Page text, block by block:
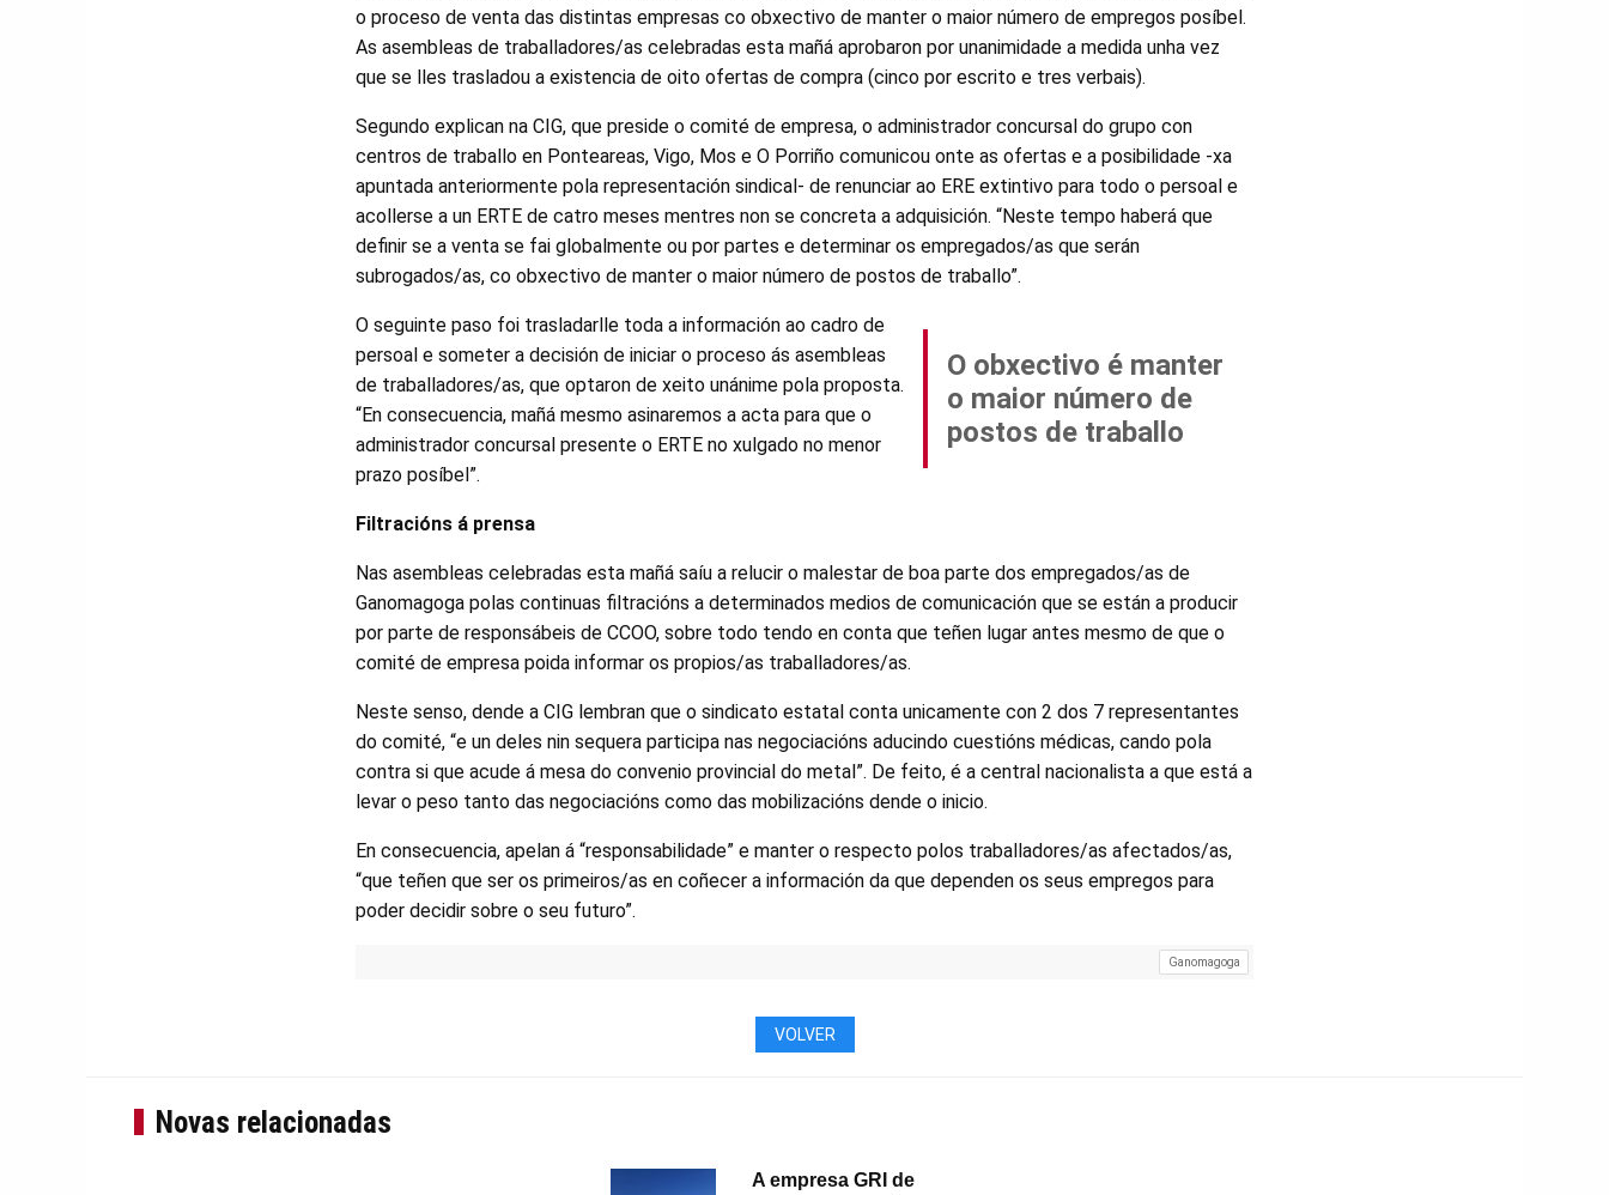
o proceso de venta das distintas empresas co obxectivo de manter o maior número de empregos posíbel.
As asembleas de traballadores/as celebradas esta mañá aprobaron por unanimidade a medida unha vez
que se lles trasladou a existencia de oito ofertas de compra (cinco por escrito e tres verbais).
Segundo explican na CIG, que preside o comité de empresa, o administrador concursal do grupo con
centros de traballo en Ponteareas, Vigo, Mos e O Porriño comunicou onte as ofertas e a posibilidade -xa
apuntada anteriormente pola representación sindical- de renunciar ao ERE extintivo para todo o persoal e
acollerse a un ERTE de catro meses mentres non se concreta a adquisición. “Neste tempo haberá que
definir se a venta se fai globalmente ou por partes e determinar os empregados/as que serán
subrogados/as, co obxectivo de manter o maior número de postos de traballo”.
O obxectivo é manter
o maior número de
postos de traballo
O seguinte paso foi trasladarlle toda a información ao cadro de
persoal e someter a decisión de iniciar o proceso ás asembleas
de traballadores/as, que optaron de xeito unánime pola proposta.
“En consecuencia, mañá mesmo asinaremos a acta para que o
administrador concursal presente o ERTE no xulgado no menor
prazo posíbel”.
Filtracións á prensa
Nas asembleas celebradas esta mañá saíu a relucir o malestar de boa parte dos empregados/as de
Ganomagoga polas continuas filtracións a determinados medios de comunicación que se están a producir
por parte de responsábeis de CCOO, sobre todo tendo en conta que teñen lugar antes mesmo de que o
comité de empresa poida informar os propios/as traballadores/as.
Neste senso, dende a CIG lembran que o sindicato estatal conta unicamente con 2 dos 7 representantes
do comité, “e un deles nin sequera participa nas negociacións aducindo cuestións médicas, cando pola
contra si que acude á mesa do convenio provincial do metal”. De feito, é a central nacionalista a que está a
levar o peso tanto das negociacións como das mobilizacións dende o inicio.
En consecuencia, apelan á “responsabilidade” e manter o respecto polos traballadores/as afectados/as,
“que teñen que ser os primeiros/as en coñecer a información da que dependen os seus empregos para
poder decidir sobre o seu futuro”.
Ganomagoga
VOLVER
Novas relacionadas
A empresa GRI de